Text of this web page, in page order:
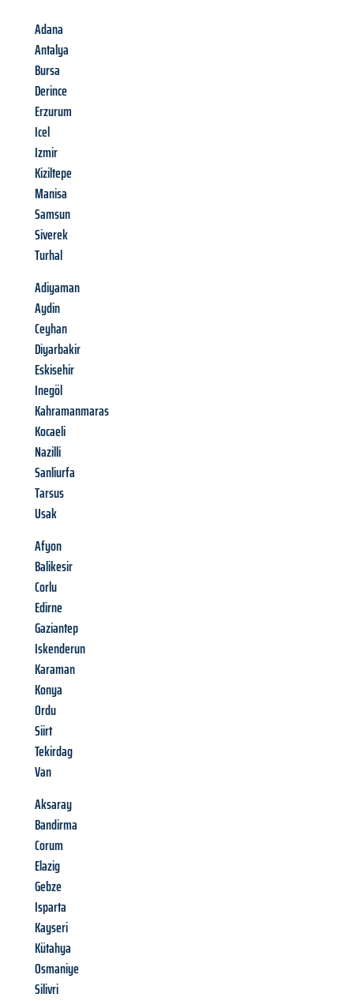
Adana
Antalya
Bursa
Derince
Erzurum
Icel
Izmir
Kiziltepe
Manisa
Samsun
Siverek
Turhal
Adiyaman
Aydin
Ceyhan
Diyarbakir
Eskisehir
Inegöl
Kahramanmaras
Kocaeli
Nazilli
Sanliurfa
Tarsus
Usak
Afyon
Balikesir
Corlu
Edirne
Gaziantep
Iskenderun
Karaman
Konya
Ordu
Siirt
Tekirdag
Van
Aksaray
Bandirma
Corum
Elazig
Gebze
Isparta
Kayseri
Kütahya
Osmaniye
Silivri